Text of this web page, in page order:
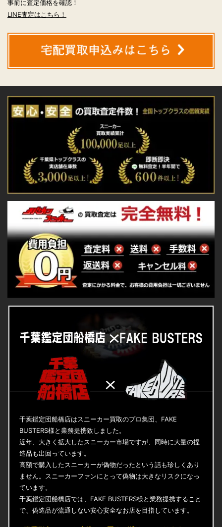
事前に査定価格を確認！
LINE査定はこちら！
千葉鑑定団船橋店はスニーカー買取のプロ集団、FAKE
BUSTERS様と業務提携致しました。
近年、大きく拡大したスニーカー市場ですが、同時に大量の捏
造品も出回っています。
高額で購入したスニーカーが偽物だったという話も珍しくあり
ません。スニーカーファンにとって偽物は大きなリスクになっ
ています。
千葉鑑定団船橋店では、FAKE BUSTERS様と業務提携すること
で、偽造品が流通しない安心安全なお店を目指しています。